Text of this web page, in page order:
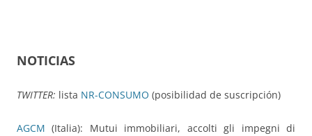
NOTICIAS
TWITTER: lista NR-CONSUMO (posibilidad de suscripción)
AGCM (Italia): Mutui immobiliari, accolti gli impegni di